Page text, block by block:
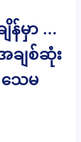
ျိန်မှာ …
ချစ်ဆုံး
ေမ